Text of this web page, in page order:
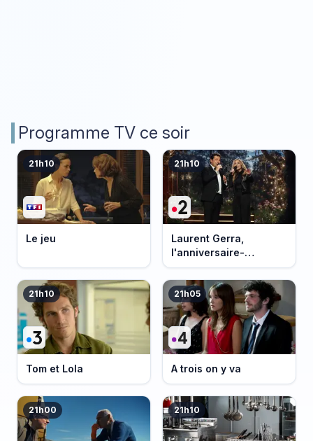
Programme TV ce soir
21h10
Le jeu
21h10
Laurent Gerra,
l'anniversaire-
événement
21h10
Tom et Lola
21h05
A trois on y va
21h00 21h10